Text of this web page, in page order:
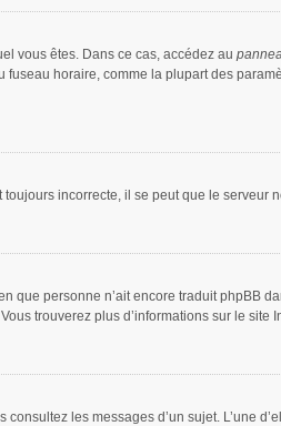
vous êtes. Dans ce cas, accédez au
horaire, comme la plupart des
incorrecte, il se peut que le serveur
que personne n’ait encore traduit phpBB
trouverez plus d’informations sur le site
les messages d’un sujet. L’une